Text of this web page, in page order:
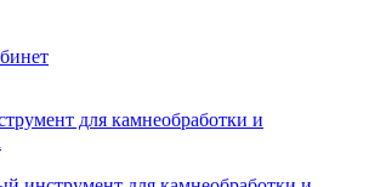
для камнеобработки и